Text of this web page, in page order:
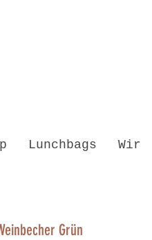
Lunchbags Wir
Grün